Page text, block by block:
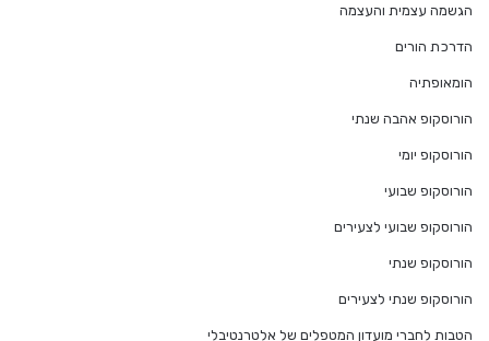
הגשמה עצמית והעצמה
הדרכת הורים
הומאופתיה
הורוסקופ אהבה שנתי
הורוסקופ יומי
הורוסקופ שבועי
הורוסקופ שבועי לצעירים
הורוסקופ שנתי
הורוסקופ שנתי לצעירים
הטבות לחברי מועדון המטפלים של אלטרנטיבלי